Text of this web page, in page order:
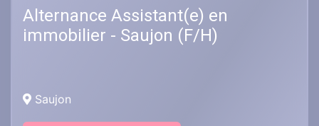
Alternance Assistant(e) en
immobilier - Saujon (F/H)
Saujon